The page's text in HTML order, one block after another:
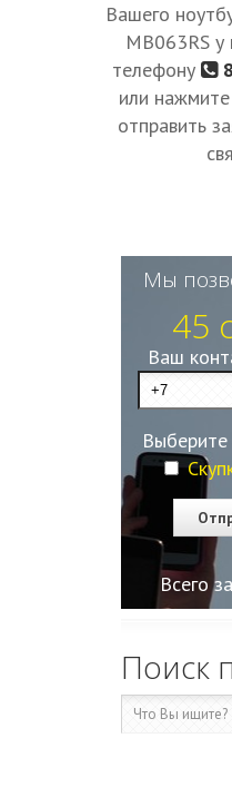
Вашего
MB063RS у
телефону
или нажмите
отправить
Мы
45
Ваш
Выберите
Всего
Поиск